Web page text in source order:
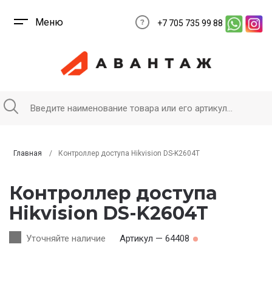
Меню +7 705 735 99 88
Главная Контроллер доступа Hikvision DS-K2604T
Контроллер доступа
Hikvision DS-K2604T
Уточняйте наличие Артикул — 64408